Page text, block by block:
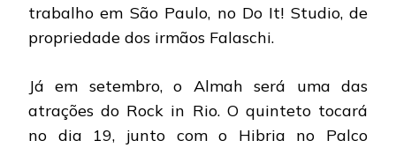
trabalho em São Paulo, no Do It! Studio, de
propriedade dos irmãos Falaschi.
Já em setembro, o Almah será uma das
atrações do Rock in Rio. O quinteto tocará
no dia 19, junto com o Hibria no Palco